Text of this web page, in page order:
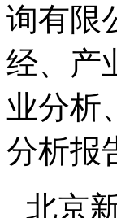
询有限
经、产
业分析
分析报
北京